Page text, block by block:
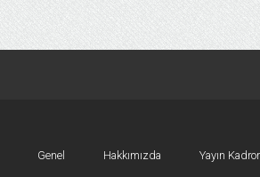
Genel Hakkımızda Yayın